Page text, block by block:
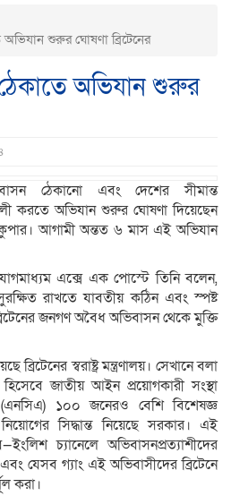
শুরুর ঘোষণা ব্রিটেনের
অভিযান শুরুর
ঠেকানো এবং দেশের সীমান্ত
করতে অভিযান শুরুর ঘোষণা দিয়েছেন
কুপার। আগামী অন্তত ৬ মাস এই অভিযান
এক্সে এক পোস্টে তিনি বলেন,
রাখতে যাবতীয় কঠিন এবং স্পষ্ট
জনগণ অবৈধ অভিবাসন থেকে মুক্তি
স্বরাষ্ট্র মন্ত্রণালয়। সেখানে বলা
জাতীয় আইন প্রয়োগকারী সংস্থা
(এনসিএ) ১০০ জনেরও বেশি বিশেষজ্ঞ
সিদ্ধান্ত নিয়েছে সরকার। এই
চ্যানেলে অভিবাসনপ্রত্যাশীদের
যেসব গ্যাং এই অভিবাসীদের ব্রিটেনে
করা।